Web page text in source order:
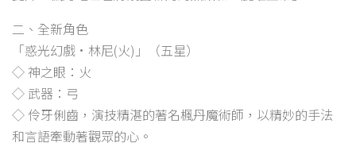
二、全新角色
「惑光幻戲·林尼(火)」（五星）
◇ 神之眼：火
◇ 武器：弓
◇ 伶牙俐齒，演技精湛的著名楓丹魔術師，以精妙的手法
和言語牽動著觀眾的心。